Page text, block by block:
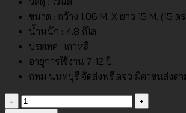
ขนาด : กว้าง 1.06 M. X ยาว 15 M. (15 ต
น้ำหนัก : 4.8 กิโล
ประเทศ : เกาหลี
อายุการใช้งาน 7-12 ปี
กทม นนทบุรี จัดส่งฟรี ตจว มีค่าขนส่งตา
จำนวน